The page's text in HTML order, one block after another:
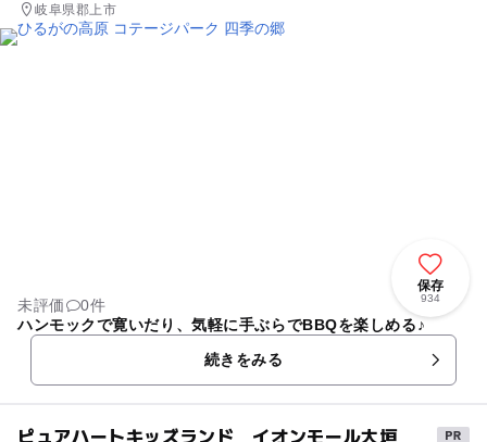
岐阜県郡上市
保存
934
未評価
0件
ハンモックで寛いだり、気軽に手ぶらでBBQを楽しめる♪
続きをみる
ピュアハートキッズランド イオンモール大垣